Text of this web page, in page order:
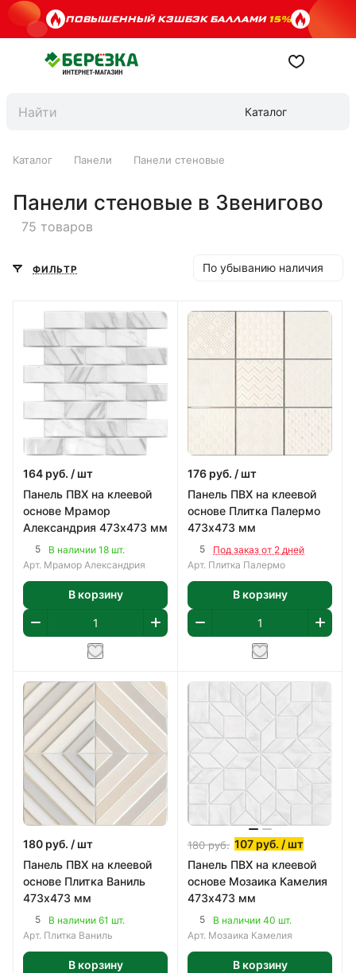
ПОВЫШЕННЫЙ КЭШБЭК БАЛЛАМИ15%
Каталог
Каталог Панели Панели стеновые
Панели стеновые в Звенигово
75 товаров
ФИЛЬТР По убыванию наличия
164 руб. / шт
Панель ПВХ на клеевой
основе Мрамор
Александрия 473х473 мм
5
В наличии 18 шт.
Арт. Мрамор Александрия
В корзину
176 руб. / шт
Панель ПВХ на клеевой
основе Плитка Палермо
473х473 мм
5
Под заказ от 2 дней
Арт. Плитка Палермо
В корзину
180 руб. / шт
Панель ПВХ на клеевой
основе Плитка Ваниль
473х473 мм
5
В наличии 61 шт.
Арт. Плитка Ваниль
В корзину
180руб. 107 руб. / шт
Панель ПВХ на клеевой
основе Мозаика Камелия
473х473 мм
5
В наличии 40 шт.
Арт. Мозаика Камелия
В корзину